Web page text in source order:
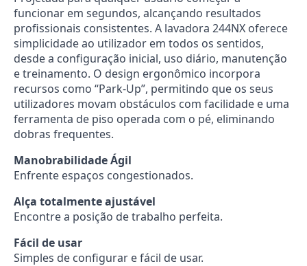
funcionar em segundos, alcançando resultados
profissionais consistentes. A lavadora 244NX oferece
simplicidade ao utilizador em todos os sentidos,
desde a configuração inicial, uso diário, manutenção
e treinamento. O design ergonômico incorpora
recursos como “Park-Up”, permitindo que os seus
utilizadores movam obstáculos com facilidade e uma
ferramenta de piso operada com o pé, eliminando
dobras frequentes.
Manobrabilidade Ágil
Enfrente espaços congestionados.
Alça totalmente ajustável
Encontre a posição de trabalho perfeita.
Fácil de usar
Simples de configurar e fácil de usar.